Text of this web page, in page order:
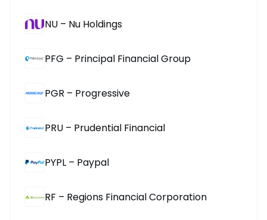
NU – Nu Holdings
PFG – Principal Financial Group
PGR – Progressive
PRU – Prudential Financial
PYPL – Paypal
RF – Regions Financial Corporation